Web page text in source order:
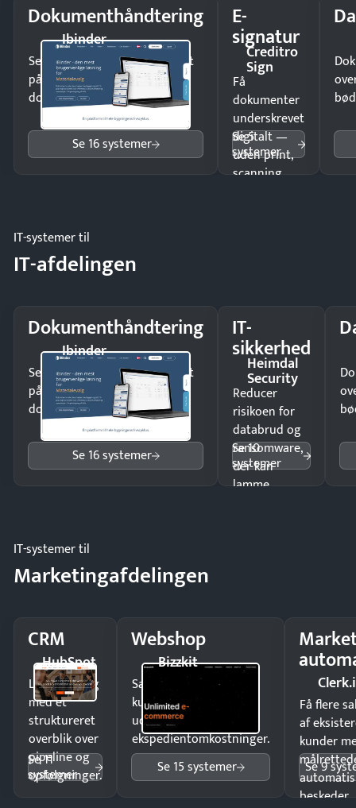
Dokumenthåndtering
Ibinder
Send kontrakter til underskrift
på minutter og mist ingen
dokumenter.
Se 16 systemer
E-
signatur
Creditro
Sign
Få
dokumenter
underskrevet
digitalt —
uden print,
scanning
Se 5
systemer
IT-systemer til
IT-afdelingen
Dokumenthåndtering
Ibinder
Send kontrakter til underskrift
på minutter og mist ingen
dokumenter.
Se 16 systemer
IT-
sikkerhed
Heimdal
Security
Reducer
risikoen for
databrud og
ransomware,
der kan
lamme
Se 10
systemer
IT-systemer til
Marketingafdelingen
CRM
HubSpot
Luk flere salg
med et
struktureret
overblik over
pipeline og
opfølgninger.
Se 11
systemer
Webshop
Bizzkit
Sælg produkter 24/7 til
kunder i hele landet
uden
ekspedientomkostninger.
Se 15 systemer
Få flere
af
kunder
beskeder.
Se 9